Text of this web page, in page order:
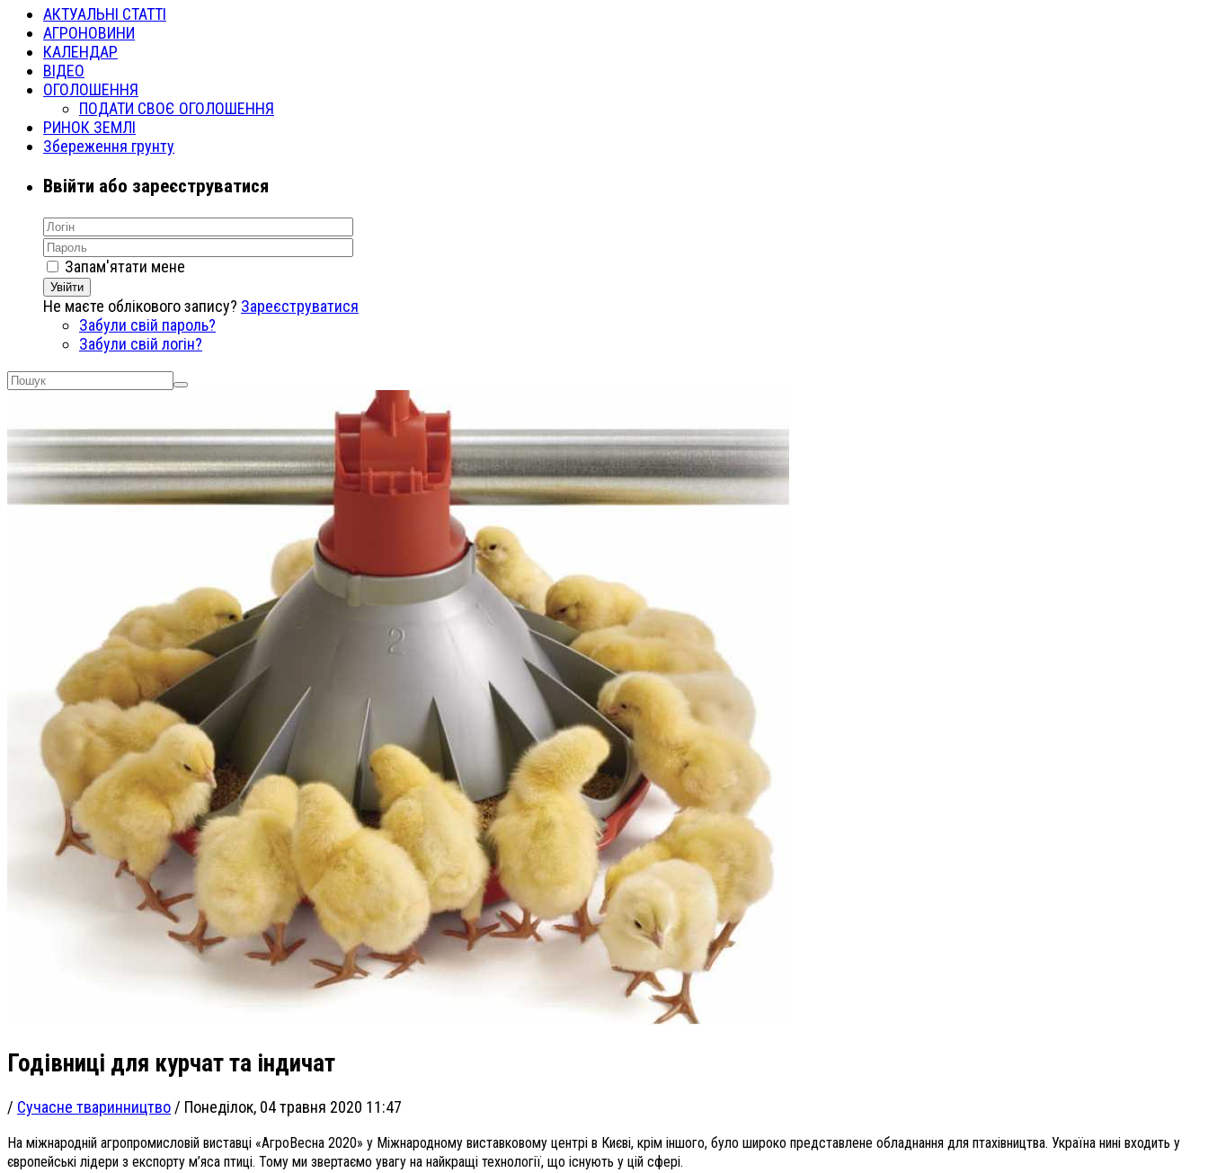
АКТУАЛЬНІ СТАТТІ
АГРОНОВИНИ
КАЛЕНДАР
ВІДЕО
ОГОЛОШЕННЯ
ПОДАТИ СВОЄ ОГОЛОШЕННЯ
РИНОК ЗЕМЛІ
Збереження грунту
Ввійти або зареєструватися
Запам'ятати мене
Увійти
Не маєте облікового запису? Зареєструватися
Забули свій пароль?
Забули свій логін?
Годівниці для курчат та індичат
/ Сучасне тваринництво / Понеділок, 04 травня 2020 11:47
На міжнародній агропромисловій виставці «АгроВесна 2020» у Міжнародному виставковому центрі в Києві, крім іншого, було широко представлене обладнання для птахівництва. Україна нині входить у
європейські лідери з експорту м’яса птиці. Тому ми звертаємо увагу на найкращі технології, що існують у цій сфері.